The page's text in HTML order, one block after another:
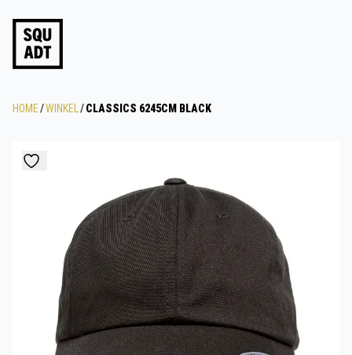
HOME/WINKEL /CLASSICS 6245CM BLACK